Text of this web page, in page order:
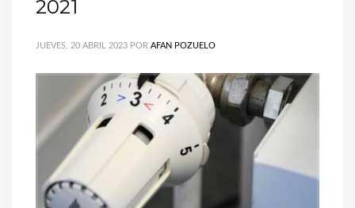
2021
JUEVES, 20 ABRIL 2023 POR AFAN POZUELO